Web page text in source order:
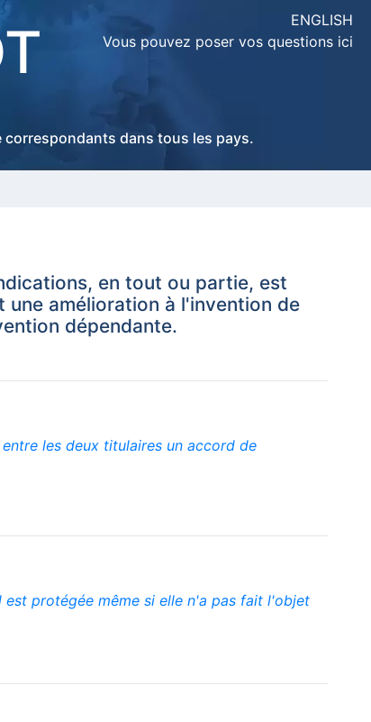
correspondants dans tous les pays.
ENGLISH
Vous pouvez poser vos questions ici
en tout ou partie, est
amélioration à l'invention de
dépendante.
les deux titulaires un accord de
protégée même si elle n'a pas fait l'objet